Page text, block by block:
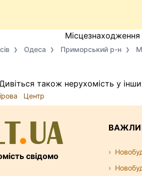
Місцезнаходження
Одеса Приморський р-н
також нерухомість у
Центр
свідомо